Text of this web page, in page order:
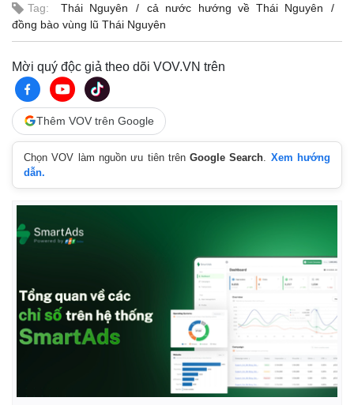
Khởi nghiệp
Tiêu dùng
Chứng khoán
Giá cà phê
Tag: Thái Nguyên
cả nước hướng về Thái Nguyên
đồng bào vùng lũ Thái Nguyên
Mời quý độc giả theo dõi VOV.VN trên
Thêm VOV trên Google
Chọn VOV làm nguồn ưu tiên trênGoogle Search
Xem hướng
dẫn.